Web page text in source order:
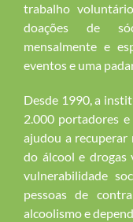
trabalho
doações de
mensalmente e
eventos e uma
Desde 1990, a
2.000 portadores
ajudou a recuperar
do álcool e drogas
vulnerabilidade
pessoas de
alcoolismo e